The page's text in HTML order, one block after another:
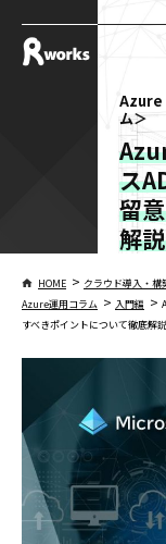
Azure
ム＞
ス
留
解
HOME > クラウド導入・構
Azure運用コラム > 入門編 >
すべきポイントについて徹底解説